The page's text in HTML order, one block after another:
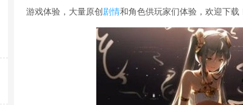
游戏体验，大量原创 剧情和角色供玩家们体验，欢迎下载